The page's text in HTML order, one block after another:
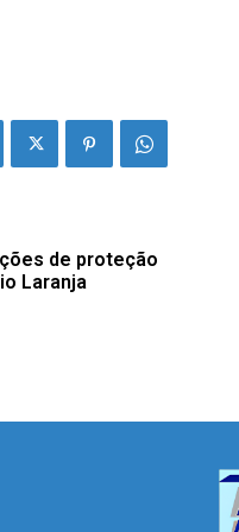
de proteção
Laranja